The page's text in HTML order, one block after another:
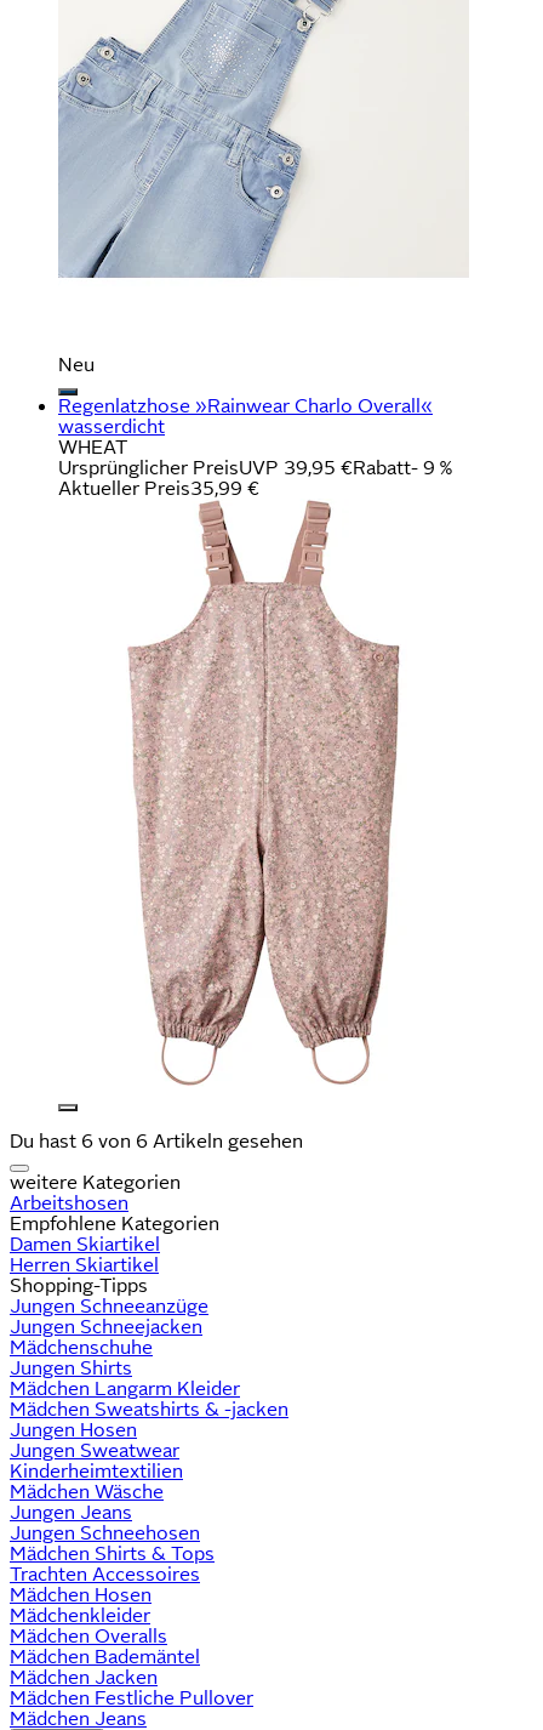
Neu
Regenlatzhose »Rainwear Charlo Overall«
wasserdicht
WHEAT
Ursprünglicher PreisUVP 39,95 €Rabatt- 9 %
Aktueller Preis35,99 €
Du hast 6 von 6 Artikeln gesehen
weitere Kategorien
Arbeitshosen
Empfohlene Kategorien
Damen Skiartikel
Herren Skiartikel
Shopping-Tipps
Jungen Schneeanzüge
Jungen Schneejacken
Mädchenschuhe
Jungen Shirts
Mädchen Langarm Kleider
Mädchen Sweatshirts & -jacken
Jungen Hosen
Jungen Sweatwear
Kinderheimtextilien
Mädchen Wäsche
Jungen Jeans
Jungen Schneehosen
Mädchen Shirts & Tops
Trachten Accessoires
Mädchen Hosen
Mädchenkleider
Mädchen Overalls
Mädchen Bademäntel
Mädchen Jacken
Mädchen Festliche Pullover
Mädchen Jeans